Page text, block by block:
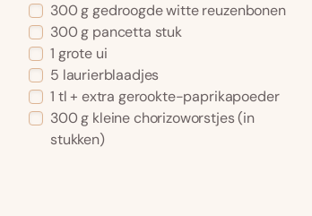
300 g gedroogde witte reuzenbonen
300 g pancetta stuk
1 grote ui
5 laurierblaadjes
1 tl + extra gerookte-paprikapoeder
300 g kleine chorizoworstjes (in
stukken)